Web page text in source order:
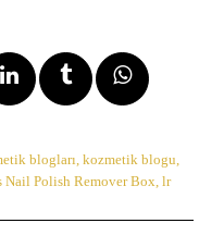
blogları, kozmetik blogu,
Nail Polish Remover Box, lr